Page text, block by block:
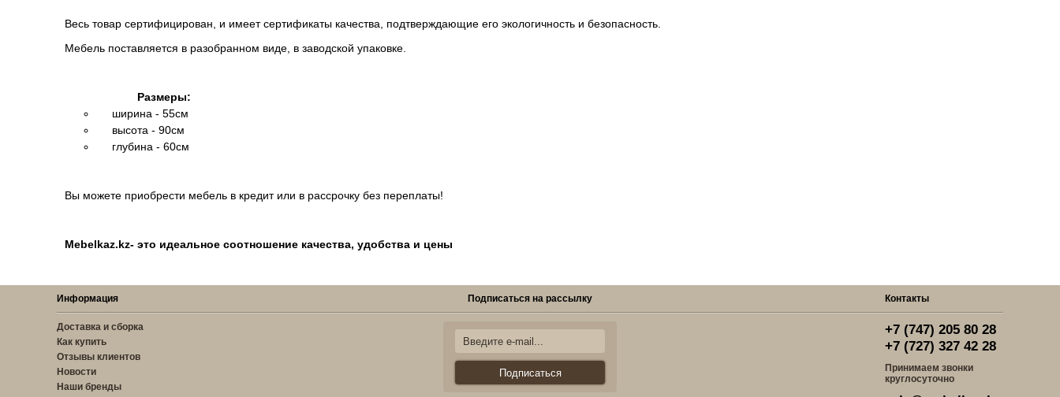
Весь товар сертифицирован, и имеет сертификаты качества, подтверждающие его экологичность и безопасность.
Мебель поставляется в разобранном виде, в заводской упаковке.
Размеры:
ширина - 55см
высота - 90см
глубина - 60см
Вы можете приобрести мебель в кредит или в рассрочку без переплаты!
Mebelkaz.kz- это идеальное соотношение качества, удобства и цены
Информация Контакты
Подписаться на рассылку
Доставка и сборка
Как купить
Отзывы клиентов
Новости
Наши бренды
+7 (747) 205 80 28
+7 (727) 327 42 28
Принимаем звонки
круглосуточно
Подписаться